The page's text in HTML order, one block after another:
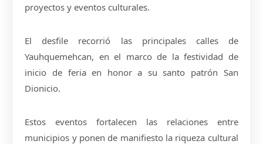
proyectos y eventos culturales.
El desfile recorrió las principales calles de
Yauhquemehcan, en el marco de la festividad de
inicio de feria en honor a su santo patrón San
Dionicio.
Estos eventos fortalecen las relaciones entre
municipios y ponen de manifiesto la riqueza cultural